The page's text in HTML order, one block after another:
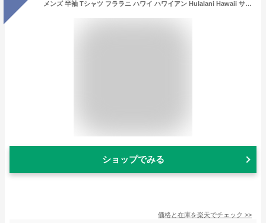
メンズ 半袖 Tシャツ フララニ ハワイ ハワイアン Hulalani Hawaii サーフブランド (メンズ/ホワイト) ハワイアン雑貨 232HU1ST055 送料無料 サーフ 雑貨 ハワイ
ショップでみる
価格と在庫を楽天でチェック >>